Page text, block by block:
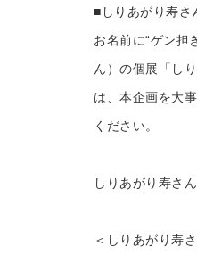
■しりあがり寿さ
お名前に“ゲン担
ん）の個展「し
は、本企画を大
ください。
しりあがり寿さ
＜しりあがり寿